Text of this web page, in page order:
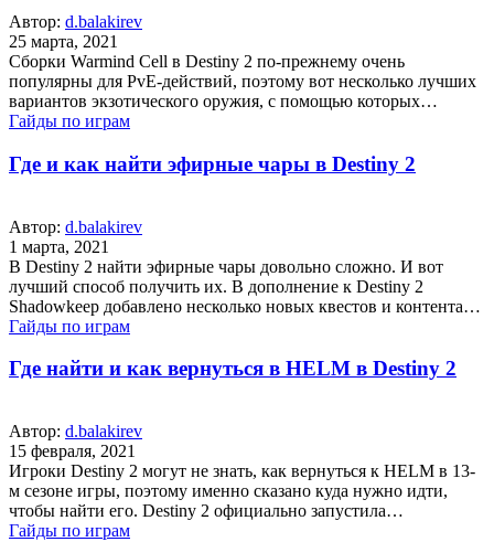
Автор: d.balakirev
25 марта, 2021
Сборки Warmind Cell в Destiny 2 по-прежнему очень
популярны для PvE-действий, поэтому вот несколько лучших
вариантов экзотического оружия, с помощью которых…
Гайды по играм
Где и как найти эфирные чары в Destiny 2
Автор: d.balakirev
1 марта, 2021
В Destiny 2 найти эфирные чары довольно сложно. И вот
лучший способ получить их. В дополнение к Destiny 2
Shadowkeep добавлено несколько новых квестов и контента…
Гайды по играм
Где найти и как вернуться в HELM в Destiny 2
Автор: d.balakirev
15 февраля, 2021
Игроки Destiny 2 могут не знать, как вернуться к HELM в 13-
м сезоне игры, поэтому именно сказано куда нужно идти,
чтобы найти его. Destiny 2 официально запустила…
Гайды по играм